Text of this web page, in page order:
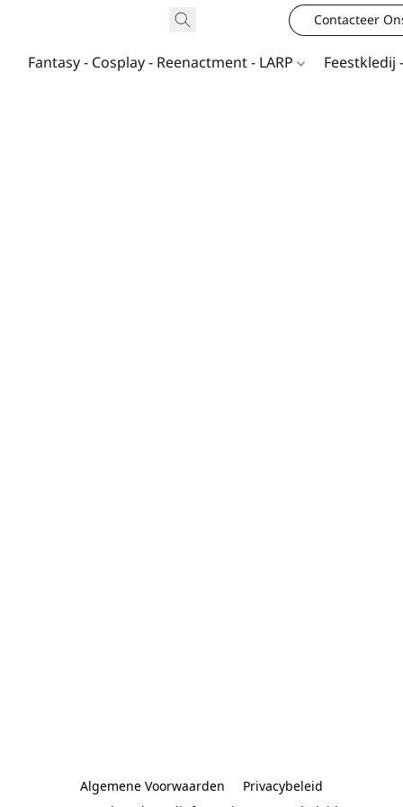
Contacteer
Fantasy - Cosplay - Reenactment - LARP Feestkledij
Algemene Voorwaarden
Privacybeleid